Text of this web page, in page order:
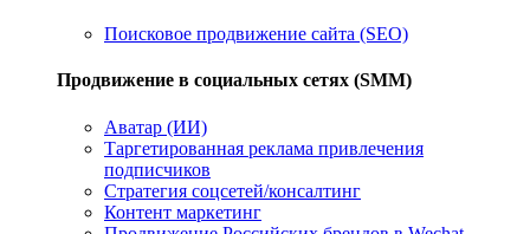
Поисковое продвижение сайта (SEO)
Продвижение в социальных сетях (SMM)
Аватар (ИИ)
Таргетированная реклама привлечения
подписчиков
Стратегия соцсетей/консалтинг
Контент маркетинг